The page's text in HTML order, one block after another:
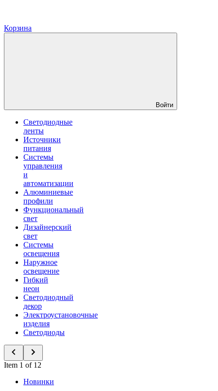
Корзина
Войти
Светодиодные
ленты
Источники
питания
Системы
управления
и
автоматизации
Алюминиевые
профили
Функциональный
свет
Дизайнерский
свет
Системы
освещения
Наружное
освещение
Гибкий
неон
Светодиодный
декор
Электроустановочные
изделия
Светодиоды
Item 1 of 12
Новинки